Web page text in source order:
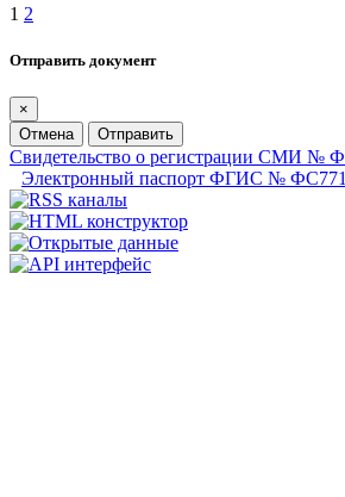
1 2
Отправить документ
×
Отмена
Отправить
Свидетельство о регистрации СМИ №
Электронный паспорт ФГИС №